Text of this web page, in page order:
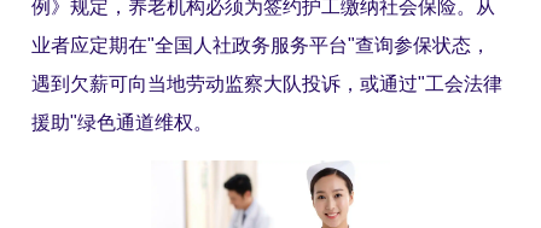
例》规定，养老机构必须为签约护工缴纳社会保险。从
业者应定期在"全国人社政务服务平台"查询参保状态，
遇到欠薪可向当地劳动监察大队投诉，或通过"工会法律
援助"绿色通道维权。